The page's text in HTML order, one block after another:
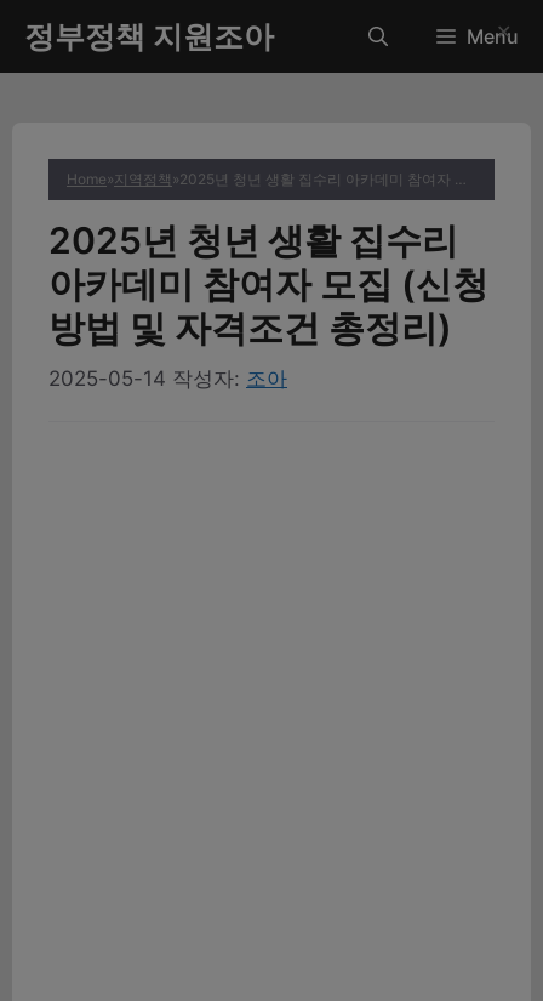
츠
정부정책 지원조아 Menu
Home»지역정책 » 2025년 청년 생활 집수리 아카데미 참여자 모집 (신청방법 및 자격조건 총정리)
2025년 청년 생활 집수리
아카데미 참여자 모집 (신청
방법 및 자격조건 총정리)
2025-05-14 작성자: 조아
✕